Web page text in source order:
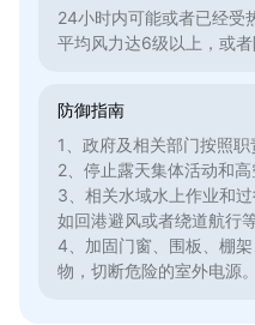
24小时内可能或者已经受
平均风力达6级以上，或
防御指南
1、政府及相关部门按照职
2、停止露天集体活动和高
3、相关水域水上作业和
如回港避风或者绕道航行
4、加固门窗、围板、棚
物，切断危险的室外电源。